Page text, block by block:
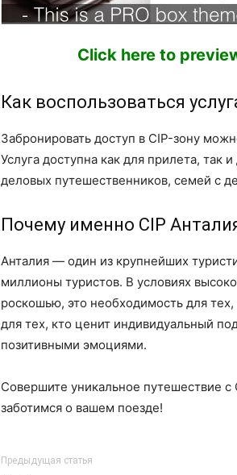
Click here to
Как воспользоваться
Забронировать доступ в CIP-зону
Услуга доступна как для прилета, так
деловых путешественников, семей с
Почему именно CIP
Анталия — один из крупнейших
миллионы туристов. В условиях
роскошью, это необходимость для
для тех, кто ценит индивидуальный
позитивными эмоциями.
Совершите уникальное путешествие
заботимся о вашем поезде!
Предыдущая статья